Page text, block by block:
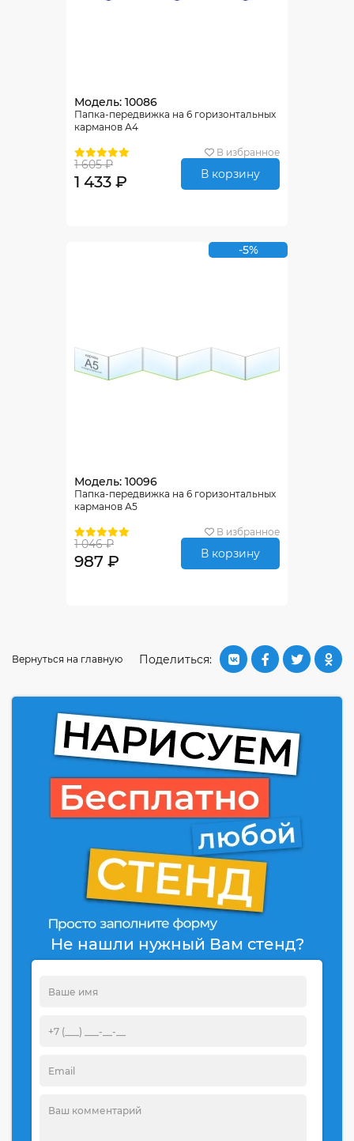
Модель: 10086
Папка-передвижка на 6 горизонтальных
карманов А4
В избранное
1 605 ₽
1 433 ₽ В корзину
-5%
Модель: 10096
Папка-передвижка на 6 горизонтальных
карманов А5
В избранное
1 046 ₽
987 ₽ В корзину
Поделиться:
Вернуться на главную
Не нашли нужный Вам стенд?